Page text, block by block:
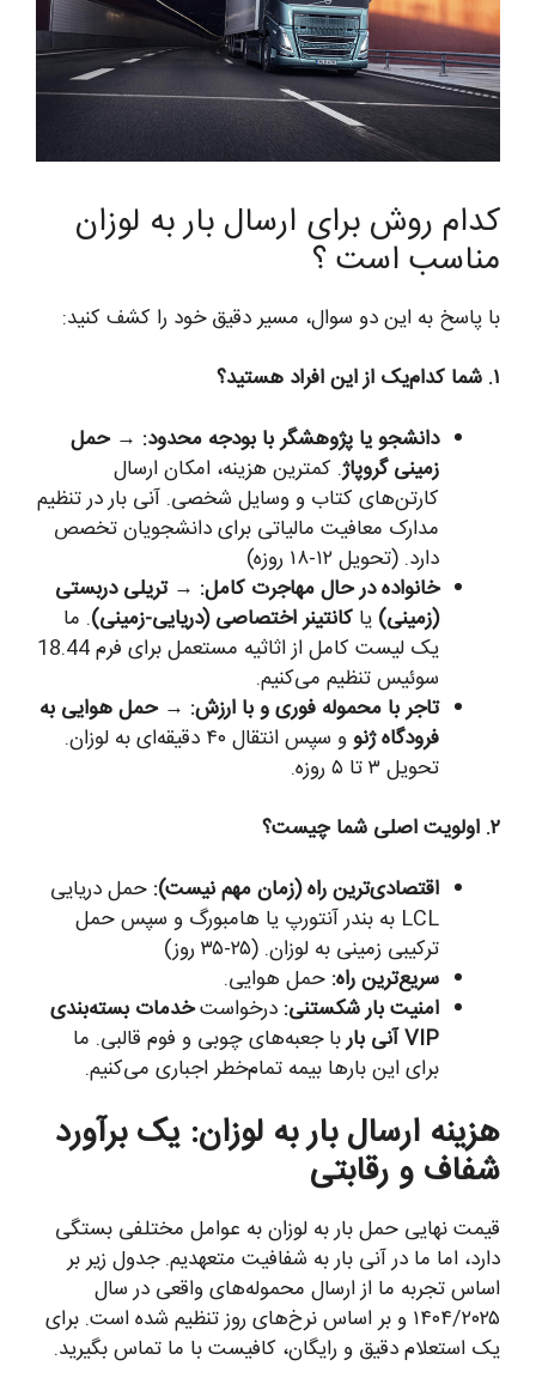
کدام روش برای ارسال بار به لوزان
مناسب است ؟
با پاسخ به این دو سوال، مسیر دقیق خود را کشف کنید:
۱. شما کدام‌یک از این افراد هستید؟
دانشجو یا پژوهشگر با بودجه محدود: →حمل
زمینی گروپاژ. کمترین هزینه، امکان ارسال
کارتن‌های کتاب و وسایل شخصی. آنی بار در تنظیم
مدارک معافیت مالیاتی برای دانشجویان تخصص
دارد. (تحویل ۱۲-۱۸ روزه)
خانواده در حال مهاجرت کامل: →تریلی دربستی
(زمینی) یا کانتینر اختصاصی (دریایی-زمینی). ما
یک لیست کامل از اثاثیه مستعمل برای فرم 18.44
سوئیس تنظیم می‌کنیم.
تاجر با محموله فوری و با ارزش: →حمل هوایی به
فرودگاه ژنو
و سپس انتقال ۴۰ دقیقه‌ای به لوزان.
تحویل ۳ تا ۵ روزه.
۲. اولویت اصلی شما چیست؟
اقتصادی‌ترین راه (زمان مهم نیست): حمل دریایی
LCL به بندر آنتورپ یا هامبورگ و سپس حمل
ترکیبی زمینی به لوزان. (۲۵-۳۵ روز)
سریع‌ترین راه: حمل هوایی.
امنیت بار شکستنی: درخواستخدمات بسته‌بندی
VIP آنی بار
با جعبه‌های چوبی و فوم قالبی. ما
برای این بارها بیمه تمام‌خطر اجباری می‌کنیم.
هزینه ارسال بار به لوزان: یک برآورد
شفاف و رقابتی
قیمت نهایی حمل بار به لوزان به عوامل مختلفی بستگی
دارد، اما ما در آنی بار به شفافیت متعهدیم. جدول زیر بر
اساس تجربه ما از ارسال محموله‌های واقعی در سال
۱۴۰۴/۲۰۲۵ و بر اساس نرخ‌های روز تنظیم شده است. برای
یک استعلام دقیق و رایگان، کافیست با ما تماس بگیرید.